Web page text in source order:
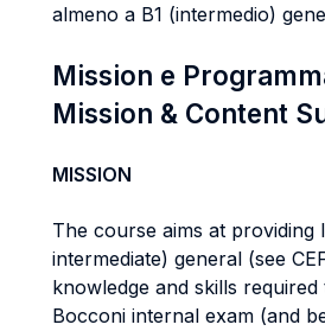
almeno a B1 (intermedio)
Mission e
Mission & Content
MISSION
The course aims at providing
intermediate) general (see
knowledge and skills required
Bocconi internal exam (and